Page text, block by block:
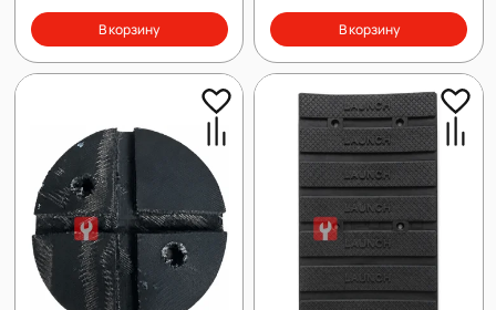
В корзину В корзину